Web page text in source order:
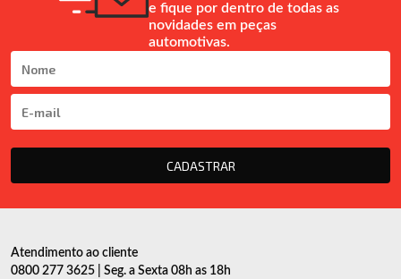
e fique por dentro de todas as
novidades em peças
automotivas.
CADASTRAR
Atendimento ao cliente
0800 277 3625 | Seg. a Sexta 08h as 18h